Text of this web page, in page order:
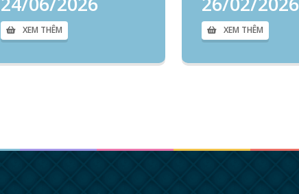
XEM THÊM XEM THÊM